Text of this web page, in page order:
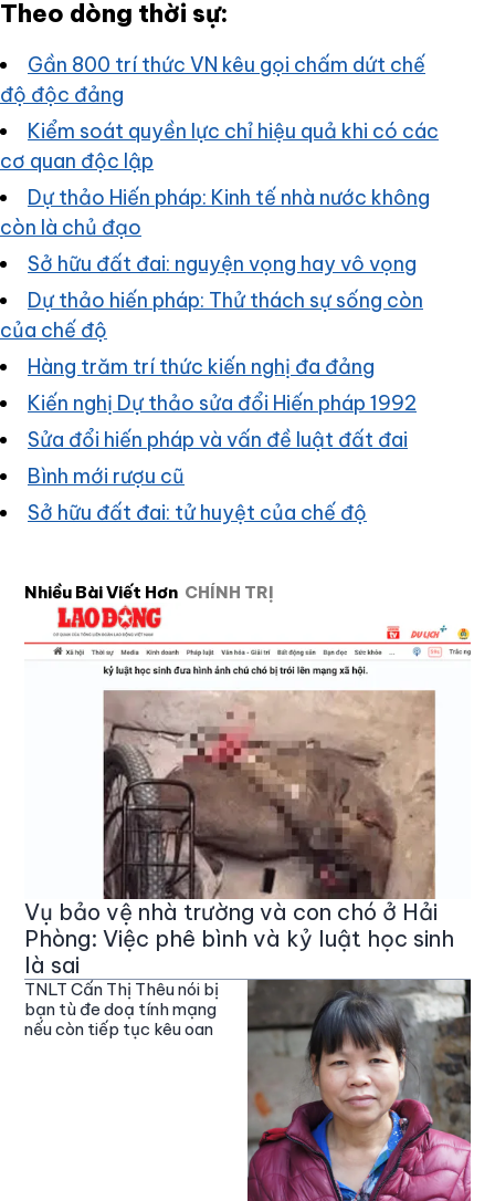
Theo dòng thời sự:
Gần 800 trí thức VN kêu gọi chấm dứt chế
độ độc đảng
Kiểm soát quyền lực chỉ hiệu quả khi có các
cơ quan độc lập
Dự thảo Hiến pháp: Kinh tế nhà nước không
còn là chủ đạo
Sở hữu đất đai: nguyện vọng hay vô vọng
Dự thảo hiến pháp: Thử thách sự sống còn
của chế độ
Hàng trăm trí thức kiến nghị đa đảng
Kiến nghị Dự thảo sửa đổi Hiến pháp 1992
Sửa đổi hiến pháp và vấn đề luật đất đai
Bình mới rượu cũ
Sở hữu đất đai: tử huyệt của chế độ
Nhiều Bài Viết Hơn CHÍNH TRỊ
Vụ bảo vệ nhà trường và con chó ở Hải
Phòng: Việc phê bình và kỷ luật học sinh
là sai
TNLT Cấn Thị Thêu nói bị
bạn tù đe doạ tính mạng
nếu còn tiếp tục kêu oan